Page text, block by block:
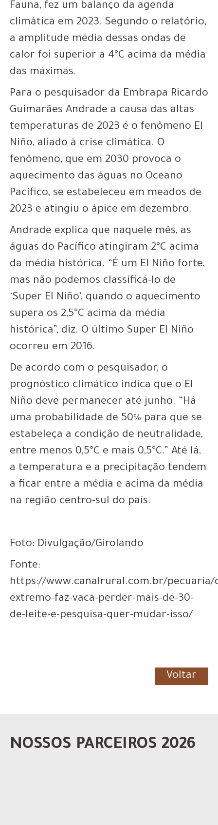
Fauna, fez um balanço da agenda
climática em 2023. Segundo o relatório,
a amplitude média dessas ondas de
calor foi superior a 4°C acima da média
das máximas.
Para o pesquisador da Embrapa Ricardo
Guimarães Andrade a causa das altas
temperaturas de 2023 é o fenômeno El
Niño, aliado à crise climática. O
fenômeno, que em 2030 provoca o
aquecimento das águas no Oceano
Pacífico, se estabeleceu em meados de
2023 e atingiu o ápice em dezembro.
Andrade explica que naquele mês, as
águas do Pacífico atingiram 2°C acima
da média histórica. “É um El Niño forte,
mas não podemos classificá-lo de
‘Super El Niño’, quando o aquecimento
supera os 2,5°C acima da média
histórica”, diz. O último Super El Niño
ocorreu em 2016.
De acordo com o pesquisador, o
prognóstico climático indica que o El
Niño deve permanecer até junho. “Há
uma probabilidade de 50% para que se
estabeleça a condição de neutralidade,
entre menos 0,5°C e mais 0,5°C.” Até lá,
a temperatura e a precipitação tendem
a ficar entre a média e acima da média
na região centro-sul do país.
Foto: Divulgação/Girolando
Fonte:
https://www.canalrural.com.br/pecuaria/
extremo-faz-vaca-perder-mais-de-30-
de-leite-e-pesquisa-quer-mudar-isso/
Voltar
NOSSOS PARCEIROS 2026